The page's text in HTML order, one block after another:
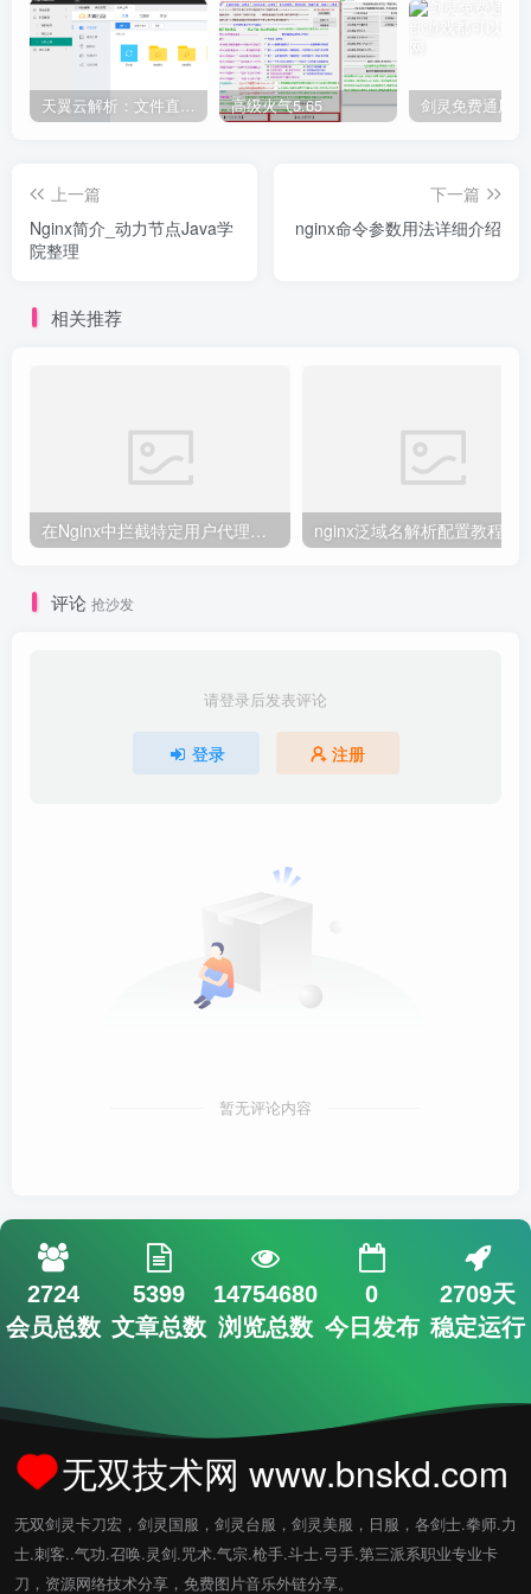
天翼云解析：文件直链获取源码 高级火气5.65
上一篇
Nginx简介_动力节点Java学
院整理
下一篇
nginx命令参数用法详细介绍
相关推荐
在Nginx中拦截特定用户代理的教程 nginx泛域名解析配置教程
评论 抢沙发
请登录后发表评论
登录 注册
暂无评论内容
2724
会员总数
5399
文章总数
14754680
浏览总数
0
今日发布
2709天
稳定运行
无双技术网 www.bnskd.com
无双剑灵卡刀宏，剑灵国服，剑灵台服，剑灵美服，日服，各剑士.拳师.力
士.刺客..气功.召唤.灵剑.咒术.气宗.枪手.斗士.弓手.第三派系职业专业卡
刀，资源网络技术分享，免费图片音乐外链分享。